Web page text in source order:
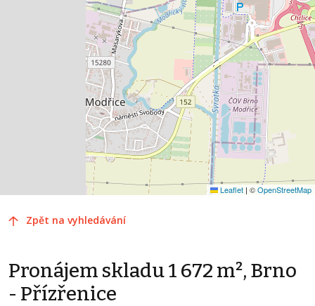
Leaflet | ©OpenStreetMap
Zpět na vyhledávání
Pronájem skladu 1 672 m², Brno
- Přízřenice